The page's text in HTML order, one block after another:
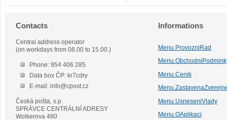
Contacts
Central address operator
(on workdays from 08.00 to 15.00.)
Phone: 954 406 285
Data box ČP: kr7cdry
E-mail: info@cpost.cz
Česká pošta, s.p.
SPRÁVCE CENTRÁLNÍ ADRESY
Wolkerova 480
Informations
Menu.ProvozniRad
Menu.Cenik
Menu.UsneseniVlady
Menu.OAplikaci